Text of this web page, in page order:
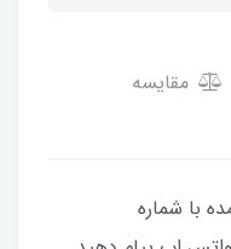
مقایسه
با شماره